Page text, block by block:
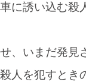
に誘い込む殺
、いまだ発見
人を犯すとき